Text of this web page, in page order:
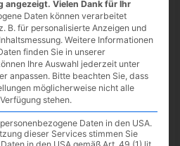
auf einen
Schreibe einen Kommentar
angezeigt. Vielen Dank für Ihr
Daten können verarbeitet
B. für personalisierte Anzeigen und
Weitere Informationen
finden Sie in unserer
Ihre Auswahl jederzeit unter
anpassen. Bitte beachten Sie, dass
möglicherweise nicht alle
stehen.
Daten in den USA.
dieser Services stimmen Sie